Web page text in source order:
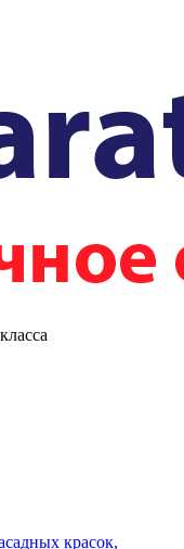
красок,